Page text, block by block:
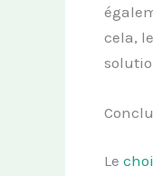
cela,
Le